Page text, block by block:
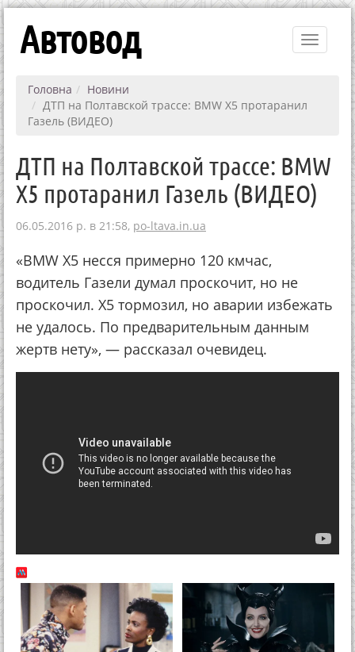
Toggle
Автовод
Головна
Новини
ДТП на Полтавской трассе: BMW X5 протаранил
Газель (ВИДЕО)
ДТП на Полтавской трассе: BMW
X5 протаранил Газель (ВИДЕО)
06.05.2016 р. в 21:58, po-ltava.in.ua
«BMW X5 несся примерно 120 кмчас,
водитель Газели думал проскочит, но не
проскочил. Х5 тормозил, но аварии избежать
не удалось. По предварительным данным
жертв нету», — рассказал очевидец.